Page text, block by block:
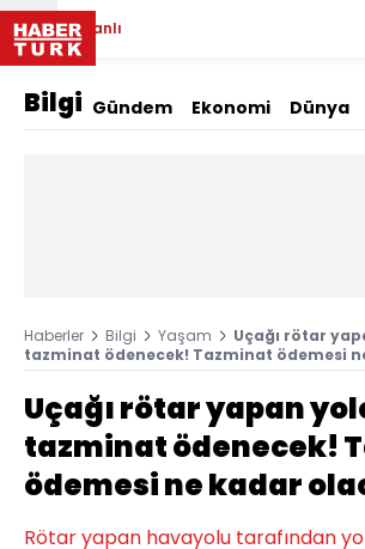
Canlı
Bilgi Gündem Ekonomi Dünya
Haberler Bilgi Yaşam
Uçağı rötar
tazminat ödenecek! Tazminat ödemesi
Uçağı rötar yapan
tazminat ödenecek!
ödemesi ne kadar
Rötar yapan havayolu tarafından